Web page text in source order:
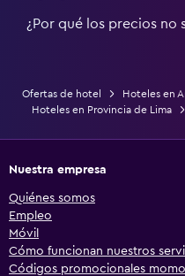
¿Por qué los precios no
Ofertas de hotel Hoteles en
Hoteles en Provincia de Lima
Nuestra empresa
Quiénes somos
Empleo
Móvil
Cómo funcionan nuestros
Códigos promocionales